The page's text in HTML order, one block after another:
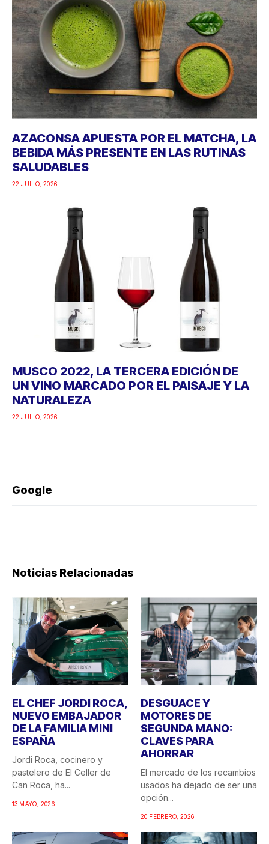
AZACONSA APUESTA POR EL MATCHA, LA
BEBIDA MÁS PRESENTE EN LAS RUTINAS
SALUDABLES
22 JULIO, 2026
MUSCO 2022, LA TERCERA EDICIÓN DE
UN VINO MARCADO POR EL PAISAJE Y LA
NATURALEZA
22 JULIO, 2026
Google
Noticias Relacionadas
EL CHEF JORDI ROCA,
NUEVO EMBAJADOR
DE LA FAMILIA MINI
ESPAÑA
Jordi Roca, cocinero y
pastelero de El Celler de
Can Roca, ha...
13 MAYO, 2026
DESGUACE Y
MOTORES DE
SEGUNDA MANO:
CLAVES PARA
AHORRAR
El mercado de los recambios
usados ha dejado de ser una
opción...
20 FEBRERO, 2026